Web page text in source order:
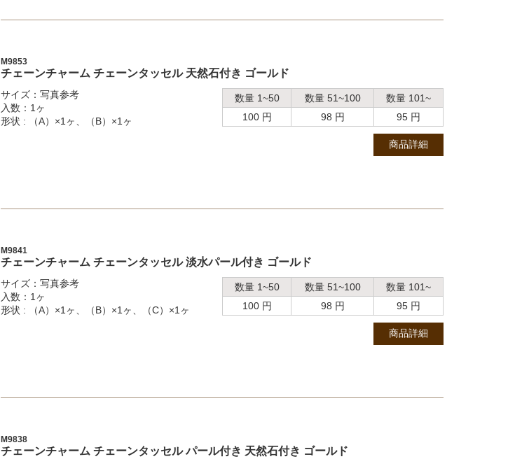
M9853
チェーンチャーム チェーンタッセル 天然石付き ゴールド
サイズ：写真参考
入数：1ヶ
形状 : （A）×1ヶ、（B）×1ヶ
数量 1~50 数量 51~100
数量 101~
100 円
98 円 95 円
商品詳細
M9841
チェーンチャーム チェーンタッセル 淡水パール付き ゴールド
サイズ：写真参考
入数：1ヶ
形状 : （A）×1ヶ、（B）×1ヶ、（C）×1ヶ
数量 1~50 数量 51~100
数量 101~
100 円
98 円 95 円
商品詳細
M9838
チェーンチャーム チェーンタッセル パール付き 天然石付き ゴールド